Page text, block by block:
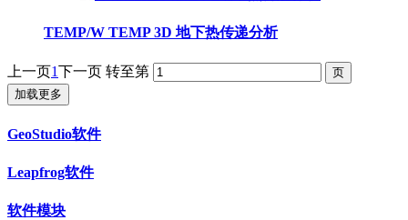
TEMP/W TEMP 3D 地下热传递分析
上一页1下一页 转至第
加载更多
GeoStudio软件
Leapfrog软件
软件模块